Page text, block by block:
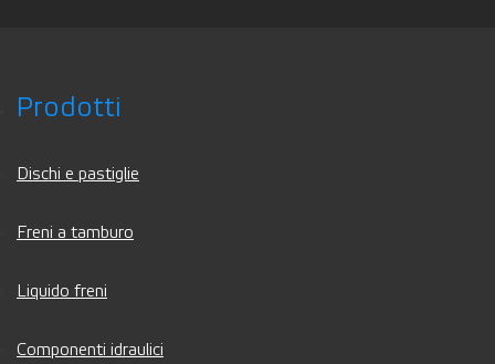
Prodotti
Dischi e pastiglie
Freni a tamburo
Liquido freni
Componenti idraulici